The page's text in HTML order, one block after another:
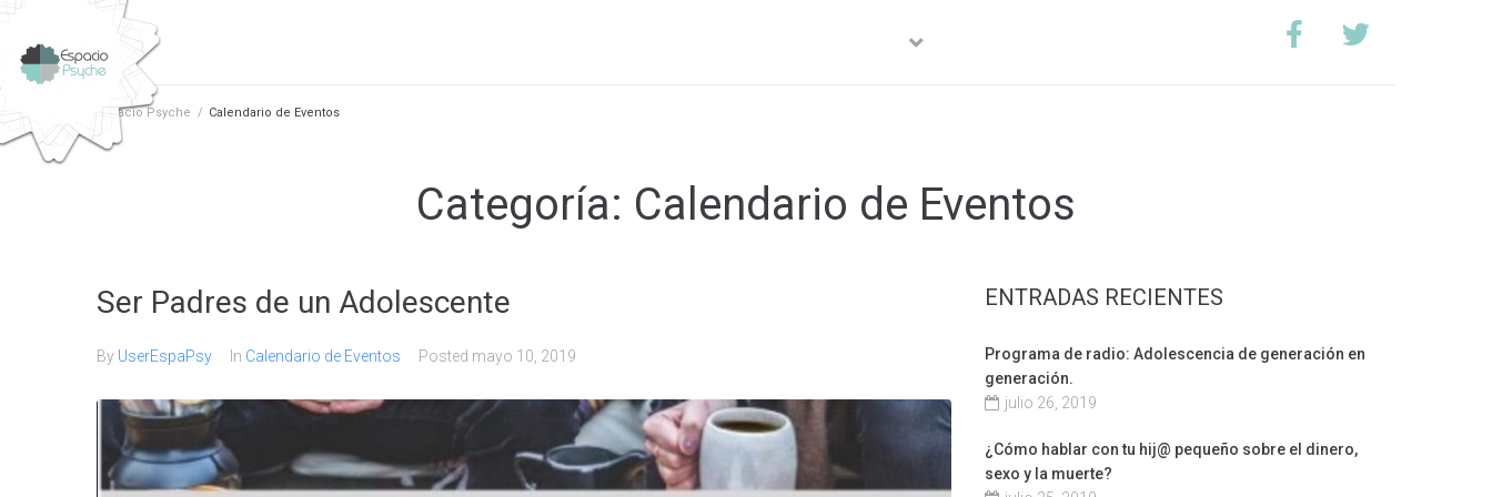
Espacio Psyche / Calendario de Eventos
Categoría: Calendario de Eventos
Ser Padres de un Adolescente
By UserEspaPsy In Calendario de Eventos Posted mayo 10, 2019
ENTRADAS RECIENTES
Programa de radio: Adolescencia de generación en
generación.
julio 26, 2019
¿Cómo hablar con tu hij@ pequeño sobre el dinero,
sexo y la muerte?